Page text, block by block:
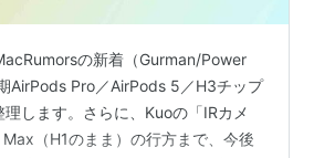
の新着（Gurman/Power
AirPods Pro／AirPods 5／H3チップ
します。さらに、Kuoの「IRカメ
（H1のまま）の行方まで、今後